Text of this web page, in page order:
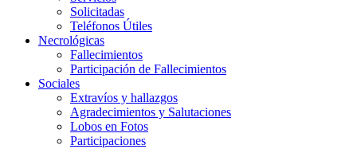
Solicitadas
Teléfonos Útiles
Necrológicas
Fallecimientos
Participación de Fallecimientos
Sociales
Extravíos y hallazgos
Agradecimientos y Salutaciones
Lobos en Fotos
Participaciones